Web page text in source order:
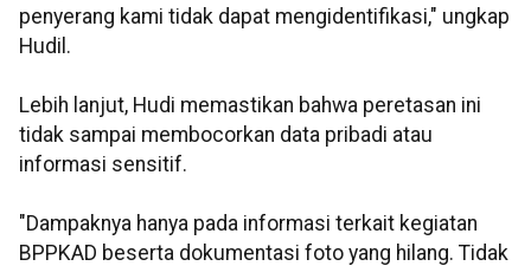
penyerang kami tidak dapat mengidentifikasi," ungkap
Hudil.
Lebih lanjut, Hudi memastikan bahwa peretasan ini
tidak sampai membocorkan data pribadi atau
informasi sensitif.
"Dampaknya hanya pada informasi terkait kegiatan
BPPKAD beserta dokumentasi foto yang hilang. Tidak